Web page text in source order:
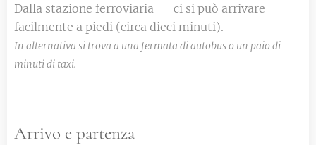
Dalla stazione ferroviaria 🚉 ci si può arrivare
facilmente a piedi (circa dieci minuti).
In alternativa si trova a una fermata di autobus o un paio di
minuti di taxi.
Arrivo e partenza